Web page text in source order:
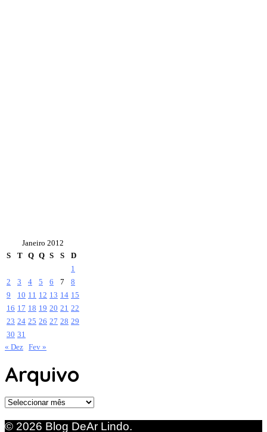
Janeiro 2012
S
T Q Q S S
D
1
2
3 4 5 6 7
8
9
10 11 12 13 14 15
16 17 18 19 20 21 22
23 24 25 26 27 28 29
30 31
« Dez Fev »
Arquivo
Arquivo
© 2026 Blog DeAr Lindo.